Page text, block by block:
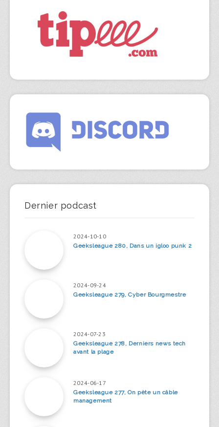
Dernier podcast
2024-10-10
Geeksleague 280, Dans un igloo punk 2
2024-09-24
Geeksleague 279, Cyber Bourgmestre
2024-07-23
Geeksleague 278, Derniers news tech
avant la plage
2024-06-17
Geeksleague 277, On pète un câble
management